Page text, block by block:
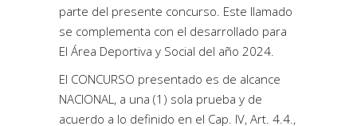
parte del presente concurso. Este llamado
se complementa con el desarrollado para
El Área Deportiva y Social del año 2024.
El CONCURSO presentado es de alcance
NACIONAL, a una (1) sola prueba y de
acuerdo a lo definido en el Cap. IV, Art. 4.4.,